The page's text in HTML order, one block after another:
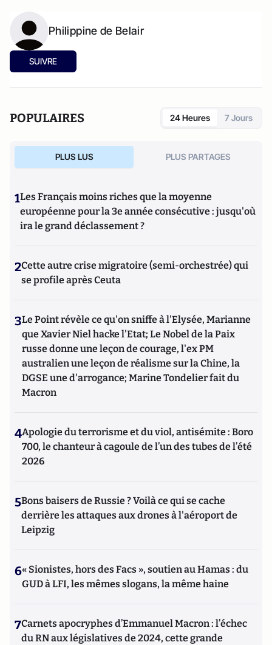
Philippine de Belair
SUIVRE
POPULAIRES 24 Heures 7 Jours
PLUS LUS PLUS PARTAGES
1Les Français moins riches que la moyenne
européenne pour la 3e année consécutive : jusqu'où
ira le grand déclassement ?
2Cette autre crise migratoire (semi-orchestrée) qui
se profile après Ceuta
3Le Point révèle ce qu'on sniffe à l'Elysée, Marianne
que Xavier Niel hacke l'Etat; Le Nobel de la Paix
russe donne une leçon de courage, l'ex PM
australien une leçon de réalisme sur la Chine, la
DGSE une d'arrogance; Marine Tondelier fait du
Macron
4Apologie du terrorisme et du viol, antisémite : Boro
700, le chanteur à cagoule de l’un des tubes de l’été
2026
5Bons baisers de Russie ? Voilà ce qui se cache
derrière les attaques aux drones à l'aéroport de
Leipzig
6« Sionistes, hors des Facs », soutien au Hamas : du
GUD à LFI, les mêmes slogans, la même haine
7Carnets apocryphes d’Emmanuel Macron : l’échec
du RN aux législatives de 2024, cette grande